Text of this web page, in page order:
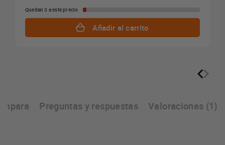
Quedan 3 a este precio
Añadir al carrito
Preguntas y respuestas Valoraciones (1)